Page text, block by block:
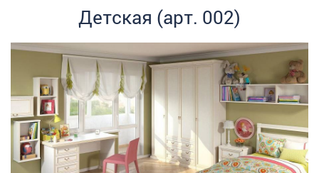
Детская (арт. 002)